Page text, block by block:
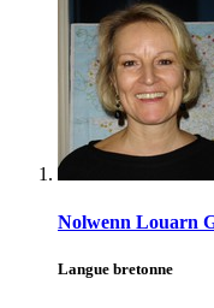
Nolwenn Louarn
Langue bretonne